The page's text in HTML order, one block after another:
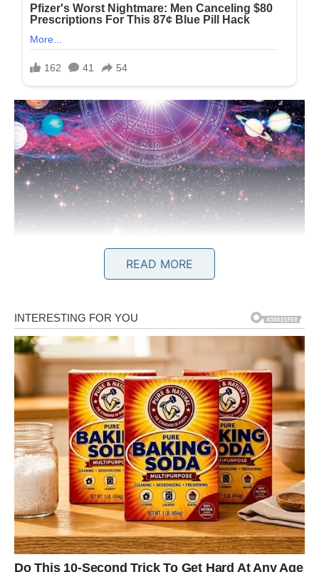
VIŠE NE MOŽE SAKRITI
Škorpija je znak koji intuitivno oseća sve, čak i ono što
drugi pokušavaju da sakriju. Ti si već neko vreme imao
osećaj da nešto nije kako treba, ali si možda birao da
ćutiš, da posmatraš, da čekaš pravi trenutak. E pa, taj
trenutak dolazi.
Istina kod tebe ne dolazi tiho. Ona dolazi naglo, jasno i
bez mogućnosti da je zaobiđeš. Može se desiti kroz
nečije priznanje, kroz poruku, kroz ponašanje koje će ti
konačno otvoriti oči ili kroz situaciju koja će ti pokazati
sve ono što nisi želeo da vidiš.
READ MORE